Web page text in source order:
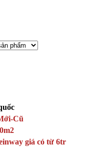
Cũ
giá có từ 6tr